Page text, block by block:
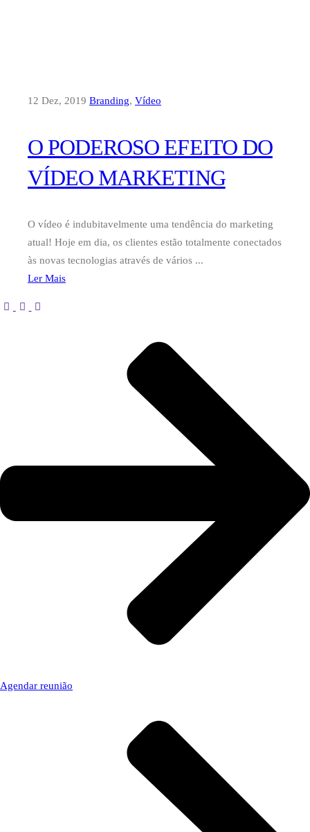
12 Dez, 2019 Branding, Vídeo
O PODEROSO EFEITO DO
VÍDEO MARKETING
O vídeo é indubitavelmente uma tendência do marketing
atual! Hoje em dia, os clientes estão totalmente conectados
às novas tecnologias através de vários ...
Ler Mais
Agendar reunião